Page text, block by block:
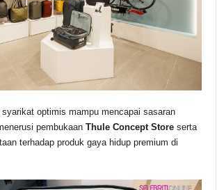
optimis mampu mencapai sasaran
pembukaanThule Concept Store serta
terhadap produk gaya hidup premium di